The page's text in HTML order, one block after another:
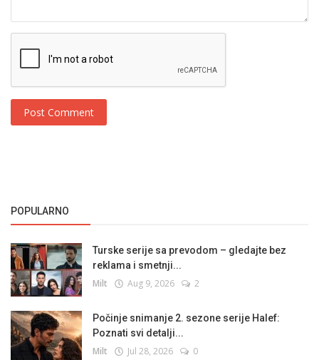
Post Comment
POPULARNO
Turske serije sa prevodom – gledajte bez
reklama i smetnji...
Milt Aug 9, 2026 2
Počinje snimanje 2. sezone serije Halef:
Poznati svi detalji...
Milt Jul 28, 2026 0